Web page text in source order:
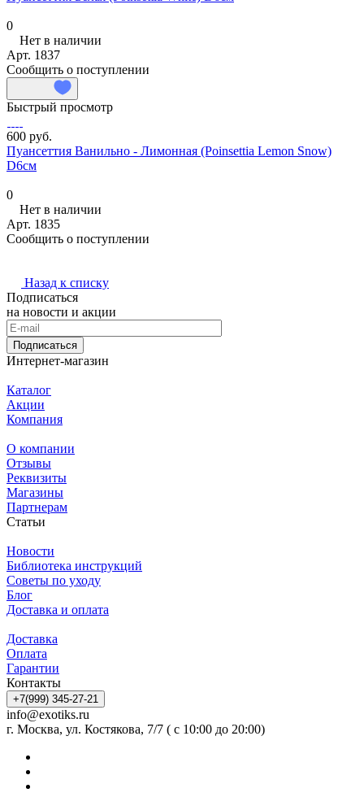
0
Нет в наличии
Арт. 1837
Сообщить о поступлении
Быстрый просмотр
600 руб.
Пуансеттия Ванильно - Лимонная (Poinsettia Lemon Snow)
D6см
0
Нет в наличии
Арт. 1835
Сообщить о поступлении
Назад к списку
Подписаться
на новости и акции
Подписаться
Интернет-магазин
Каталог
Акции
Компания
О компании
Отзывы
Реквизиты
Магазины
Партнерам
Статьи
Новости
Библиотека инструкций
Советы по уходу
Блог
Доставка и оплата
Доставка
Оплата
Гарантии
Контакты
+7(999) 345-27-21
info@exotiks.ru
г. Москва, ул. Костякова, 7/7 ( с 10:00 до 20:00)